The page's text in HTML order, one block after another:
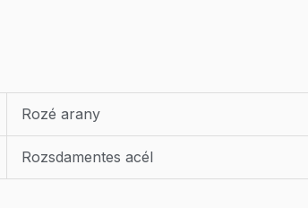
Rozé arany
Rozsdamentes acél